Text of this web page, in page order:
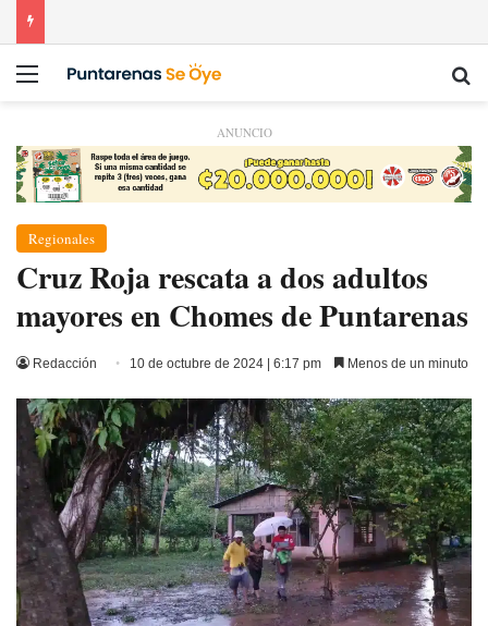
Menú
ANUNCIO
Regionales
Cruz Roja rescata a dos adultos
mayores en Chomes de Puntarenas
Redacción 10 de octubre de 2024 | 6:17 pm Menos de un minuto